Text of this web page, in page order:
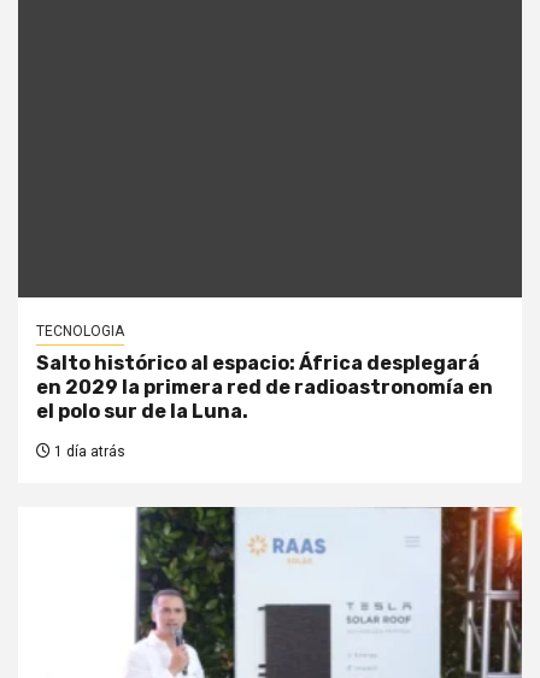
TECNOLOGIA
Salto histórico al espacio: África desplegará
en 2029 la primera red de radioastronomía en
el polo sur de la Luna.
1 día atrás